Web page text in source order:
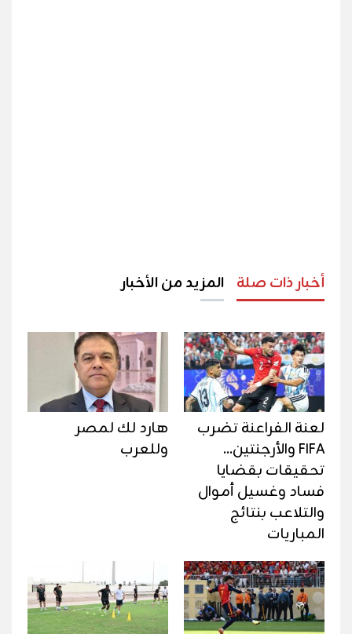
أخبار ذات صلة المزيد من الأخبار
لعنة الفراعنة تضرب
FIFA والأرجنتين...
تحقيقات بقضايا
فساد وغسيل أموال
والتلاعب بنتائج
المباريات
هارد لك لمصر
وللعرب